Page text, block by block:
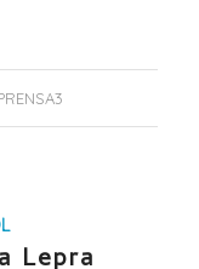
Lepra